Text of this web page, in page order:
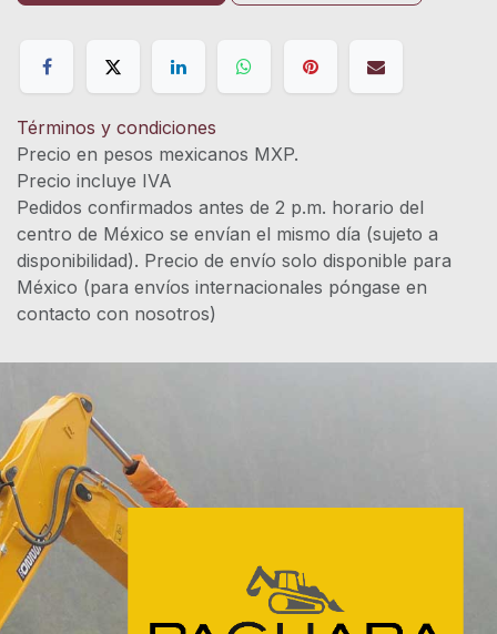
Términos y condiciones
Precio en pesos mexicanos MXP.
Precio incluye IVA
Pedidos confirmados antes de 2 p.m. horario del
centro de México se envían el mismo día (sujeto a
disponibilidad). Precio de envío solo disponible para
México (para envíos internacionales póngase en
contacto con nosotros)